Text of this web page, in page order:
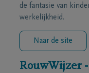
de fantasie van
werkelijkheid.
Naar de site
RouwWijzer